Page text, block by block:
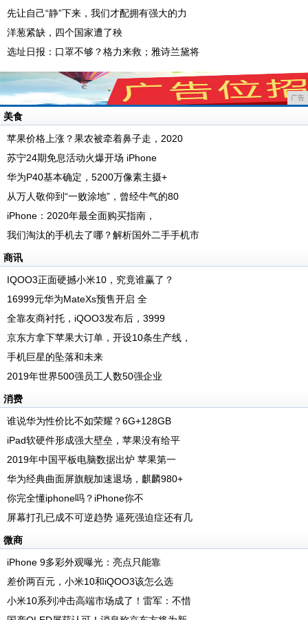
先让自己“静”下来，我们才配拥有强大的力
洋葱紧缺，四个国家遭了秧
选址日报：口罩不够？格力来救；雅诗兰黛将
广告
美食
苹果价格上涨？果农被牵着鼻子走，2020
苏宁24期免息活动火爆开场 iPhone
华为P40基本确定，5200万像素主摄+
从万人敬仰到“一败涂地”，曾经牛气的80
iPhone：2020年最全面购买指南，
我们淘汰的手机去了哪？解析国外二手手机市
商讯
IQOO3正面硬撼小米10，究竟谁赢了？
16999元华为MateXs预售开启 全
全靠友商衬托，iQOO3发布后，3999
京东方拿下苹果大订单，开设10条生产线，
手机巨星的坠落和未来
2019年世界500强员工人数50强企业
消费
谁说华为性价比不如荣耀？6G+128GB
iPad软硬件形成强大壁垒，苹果没有给平
2019年中国平板电脑数据出炉 苹果第一
华为经典曲面屏旗舰加速退场，麒麟980+
你完全懂iphone吗？iPhone你不
屏幕打孔已成不可逆趋势 逼死强迫症还有几
微商
iPhone 9多彩外观曝光：亮点只能靠
差价两百元，小米10和iQOO3该怎么选
小米10系列冲击高端市场成了！雷军：不惜